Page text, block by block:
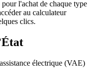
l'achat de chaque type
au calculateur
clics.
électrique (VAE)